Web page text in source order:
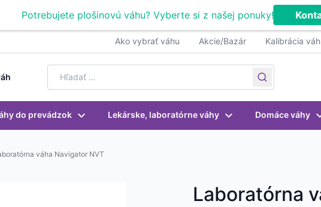
Potrebujete plošinovú váhu? Vyberte si z našej ponuky!
Ako vybrať váhu Akcie/Bazár Kalibrácia váh
do prevádzok Lekárske, laboratórne váhy Domáce váhy
váha Navigator NVT
Laboratórna